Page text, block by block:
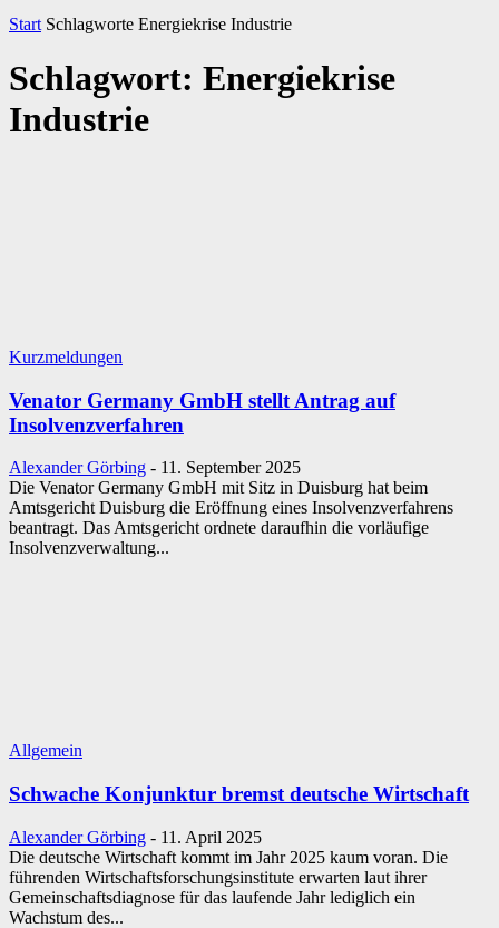
Start Schlagworte Energiekrise Industrie
Schlagwort: Energiekrise
Industrie
Kurzmeldungen
Venator Germany GmbH stellt Antrag auf
Insolvenzverfahren
Alexander Görbing - 11. September 2025
Die Venator Germany GmbH mit Sitz in Duisburg hat beim
Amtsgericht Duisburg die Eröffnung eines Insolvenzverfahrens
beantragt. Das Amtsgericht ordnete daraufhin die vorläufige
Insolvenzverwaltung...
Allgemein
Schwache Konjunktur bremst deutsche Wirtschaft
Alexander Görbing - 11. April 2025
Die deutsche Wirtschaft kommt im Jahr 2025 kaum voran. Die
führenden Wirtschaftsforschungsinstitute erwarten laut ihrer
Gemeinschaftsdiagnose für das laufende Jahr lediglich ein
Wachstum des...